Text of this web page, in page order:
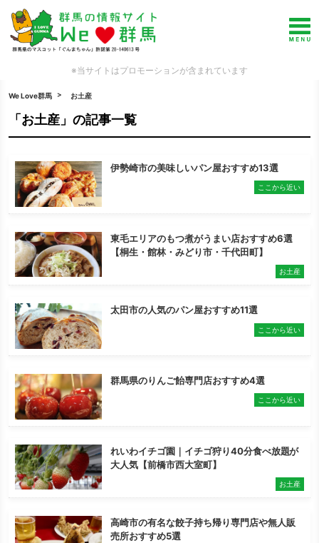
※当サイトはプロモーションが含まれています
We Love群馬 お土産
「お土産」の記事一覧
伊勢崎市の美味しいパン屋おすすめ13選
ここから近い
東毛エリアのもつ煮がうまい店おすすめ6選
【桐生・館林・みどり市・千代田町】
お土産
太田市の人気のパン屋おすすめ11選
ここから近い
群馬県のりんご飴専門店おすすめ4選
ここから近い
れいわイチゴ園｜イチゴ狩り40分食べ放題が
大人気【前橋市西大室町】
お土産
高崎市の有名な餃子持ち帰り専門店や無人販
売所おすすめ5選